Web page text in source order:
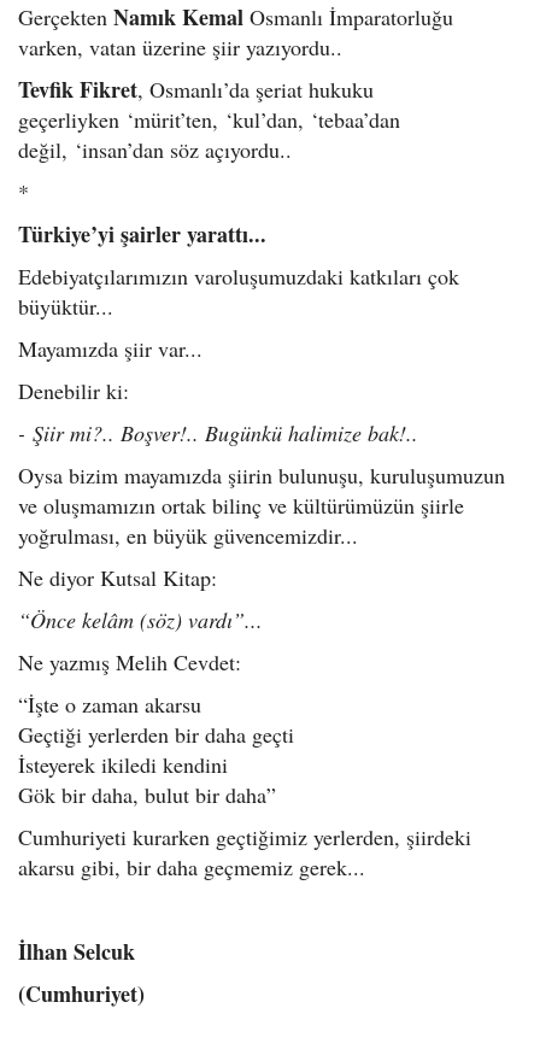
Gerçekten Namık Kemal Osmanlı İmparatorluğu
varken, vatan üzerine şiir yazıyordu..
Tevfik Fikret, Osmanlı’da şeriat hukuku
geçerliyken ‘mürit’ten, ‘kul’dan, ‘tebaa’dan
değil, ‘insan’dan söz açıyordu..
*
Türkiye’yi şairler yarattı...
Edebiyatçılarımızın varoluşumuzdaki katkıları çok
büyüktür...
Mayamızda şiir var...
Denebilir ki:
- Şiir mi?.. Boşver!.. Bugünkü halimize bak!..
Oysa bizim mayamızda şiirin bulunuşu, kuruluşumuzun
ve oluşmamızın ortak bilinç ve kültürümüzün şiirle
yoğrulması, en büyük güvencemizdir...
Ne diyor Kutsal Kitap:
“Önce kelâm (söz) vardı”...
Ne yazmış Melih Cevdet:
“İşte o zaman akarsu
Geçtiği yerlerden bir daha geçti
İsteyerek ikiledi kendini
Gök bir daha, bulut bir daha”
Cumhuriyeti kurarken geçtiğimiz yerlerden, şiirdeki
akarsu gibi, bir daha geçmemiz gerek...
İlhan Selcuk
(Cumhuriyet)